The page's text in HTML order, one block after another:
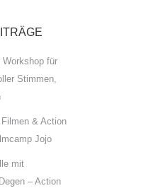
für
Stimmen,
& Action
Jojo
mit
– Action